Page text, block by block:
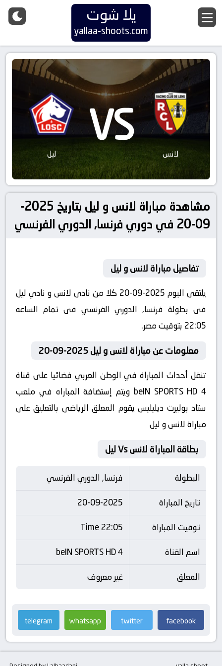
يلا شوت
yallaa-shoots.com
لانس VS ليل
مشاهدة مباراة لانس و ليل بتاريخ 2025-
09-20 في دوري فرنسا, الدوري الفرنسي
تفاصيل مباراة لانس و ليل
يلتقى اليوم 2025-09-20 كلا من نادى لانس و نادي ليل
فى بطولة فرنسا, الدوري الفرنسي فى تمام الساعه
22:05 بتوقيت مصر.
معلومات عن مباراة لانس و ليل 2025-09-20
تنقل أحداث المباراة في الوطن العربي فضائيا على قناة
beIN SPORTS HD 4 ويتم إستضافة المباراه في ملعب
ستاد بوليرت ديليليس يقوم المعلق الرياضى بالتعليق على
مباراة لانس و ليل
بطاقة المباراة لانس Vs ليل
البطولة
فرنسا, الدوري الفرنسي
تاريخ المباراة
20-09-2025
توقيت المباراة
22:05 Time
اسم القناة
beIN SPORTS HD 4
المعلق
غير معروف
facebook
twitter
whatsapp
telegram